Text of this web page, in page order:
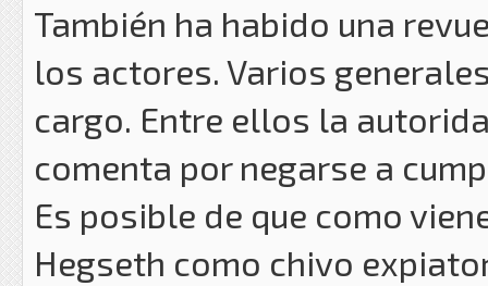
También ha habido una
los actores. Varios
cargo. Entre ellos la
comenta por negarse a
Es posible de que como
Hegseth como chivo